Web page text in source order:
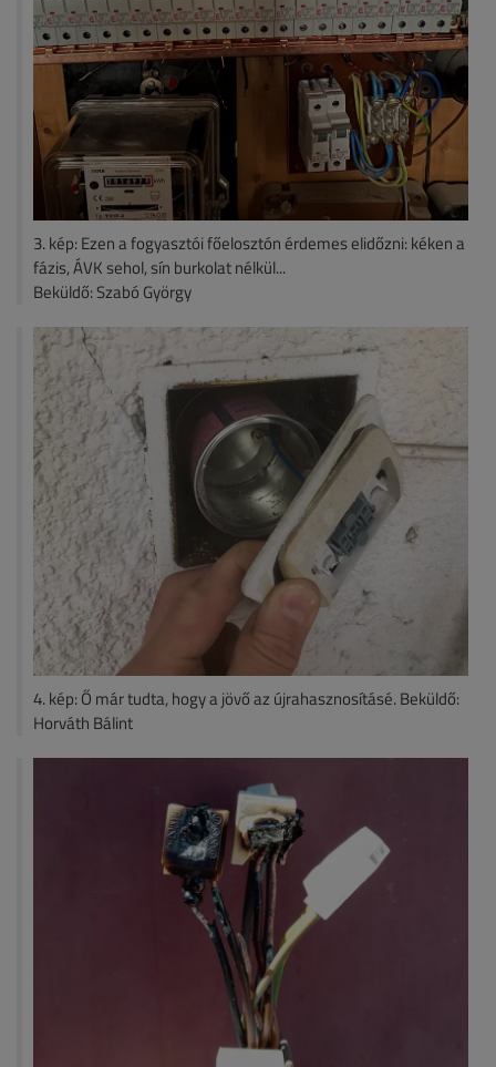
3. kép: Ezen a fogyasztói főelosztón érdemes elidőzni: kéken a
fázis, ÁVK sehol, sín burkolat nélkül...
Beküldő: Szabó György
4. kép: Ő már tudta, hogy a jövő az újrahasznosításé. Beküldő:
Horváth Bálint